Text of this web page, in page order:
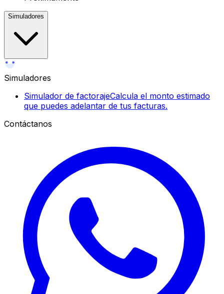
Simuladores
Simuladores
Simulador de factorajeCalcula el monto estimado
que puedes adelantar de tus facturas.
Contáctanos